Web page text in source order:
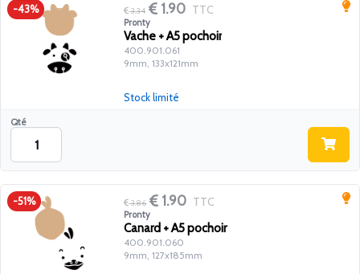
-43% 3.34 1.90 TTC
Pronty
Vache + A5 pochoir
400.901.061
9mm, 133x121mm
Qté
Stock limité
-51% 3.86 1.90 TTC
Pronty
Canard + A5 pochoir
400.901.060
9mm, 127x185mm